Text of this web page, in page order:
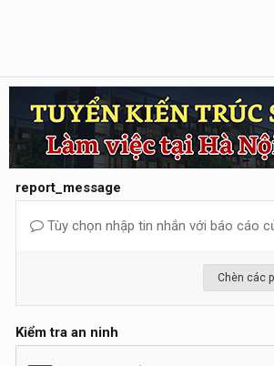
report_message
Tùy chọn nhập tin nhắn với báo cáo
Chèn các
Kiểm tra an ninh